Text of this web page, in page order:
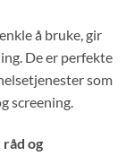
å bruke, gir
De er perfekte
som
screening.
og